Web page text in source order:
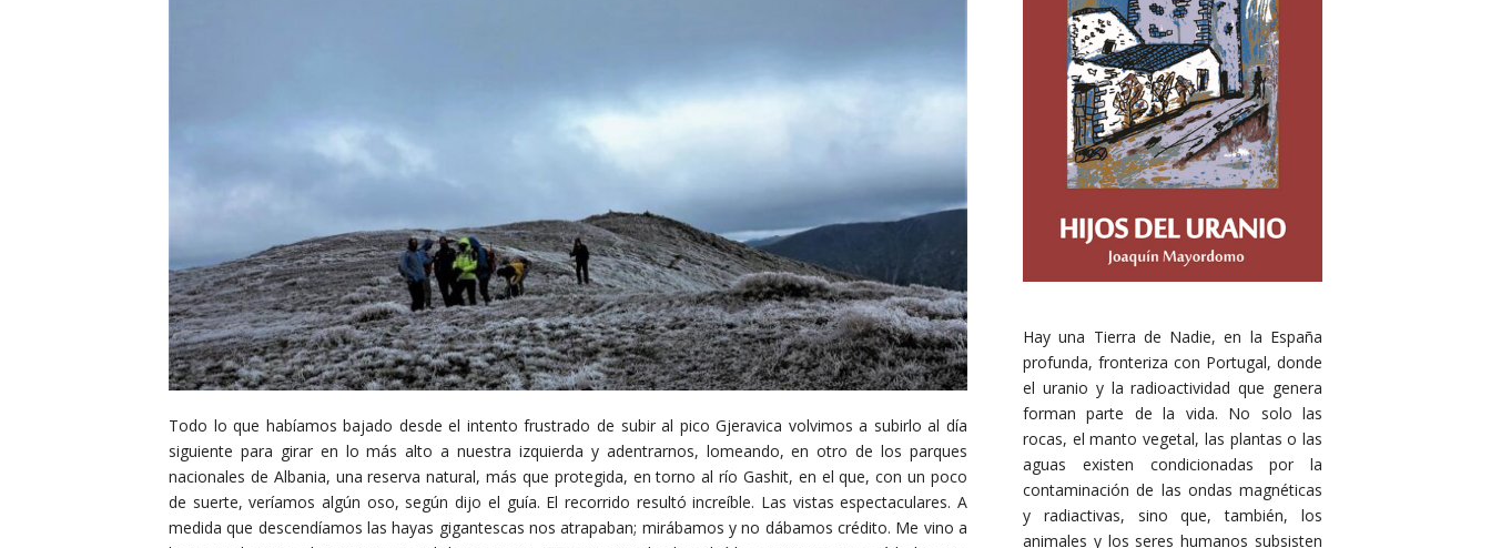
Todo lo que habíamos bajado desde el intento frustrado de subir al pico Gjeravica volvimos a subirlo al día
siguiente para girar en lo más alto a nuestra izquierda y adentrarnos, lomeando, en otro de los parques
nacionales de Albania, una reserva natural, más que protegida, en torno al río Gashit, en el que, con un poco
de suerte, veríamos algún oso, según dijo el guía. El recorrido resultó increíble. Las vistas espectaculares. A
medida que descendíamos las hayas gigantescas nos atrapaban; mirábamos y no dábamos crédito. Me vino a
Hay una Tierra de Nadie, en la España
profunda, fronteriza con Portugal, donde
el uranio y la radioactividad que genera
forman parte de la vida. No solo las
rocas, el manto vegetal, las plantas o las
aguas existen condicionadas por la
contaminación de las ondas magnéticas
y radiactivas, sino que, también, los
animales y los seres humanos subsisten